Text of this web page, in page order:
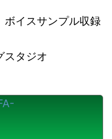
ボイスサンプル収録
スタジオ